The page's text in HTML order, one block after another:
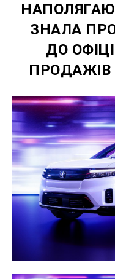
ЗНАЛА
ДО
ПРОДАЖІВ